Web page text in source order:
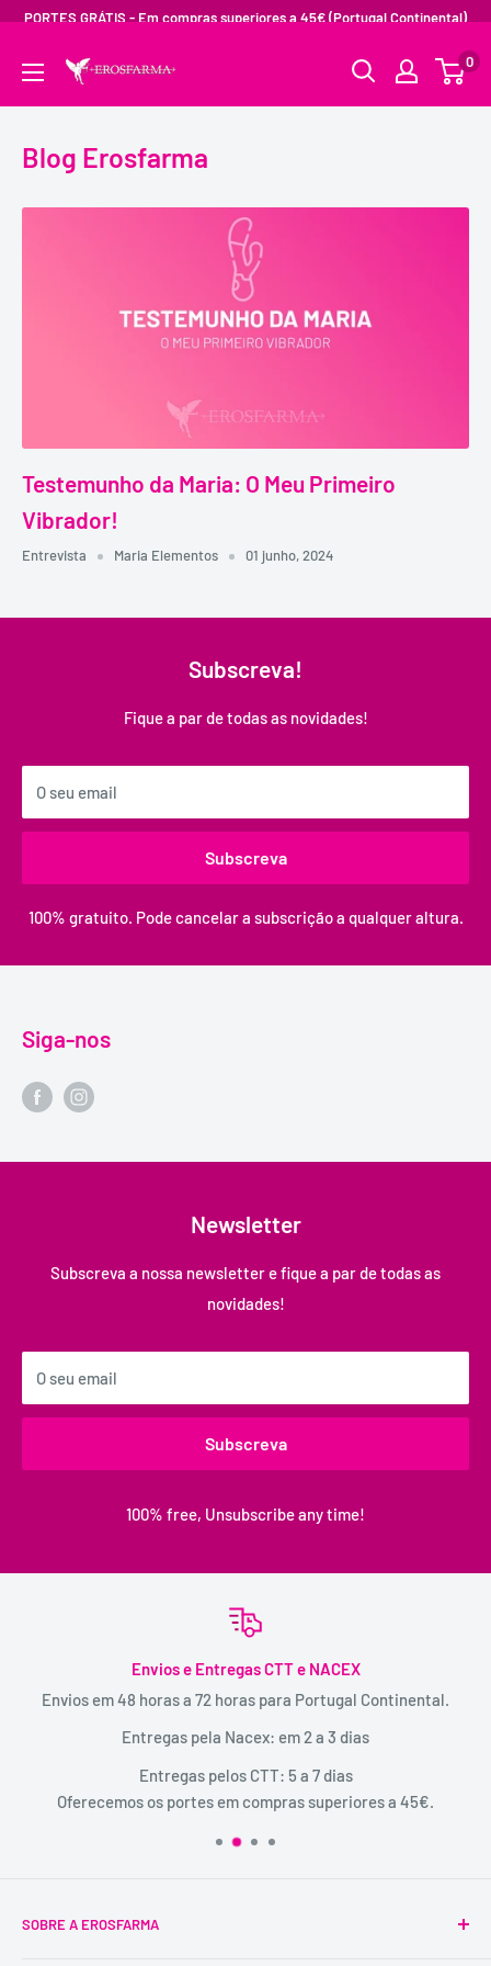
PORTES GRÁTIS - Em compras superiores a 45€ (Portugal Continental)
0
Blog Erosfarma
Testemunho da Maria: O Meu Primeiro
Vibrador!
Entrevista Maria Elementos 01 junho, 2024
Subscreva!
Fique a par de todas as novidades!
O seu email
Subscreva
100% gratuito. Pode cancelar a subscrição a qualquer altura.
Siga-nos
Newsletter
Subscreva a nossa newsletter e fique a par de todas as
novidades!
O seu email
Subscreva
100% free, Unsubscribe any time!
Envios e Entregas CTT e NACEX
Envios em 48 horas a 72 horas para Portugal Continental.
Entregas pela Nacex: em 2 a 3 dias
Entregas pelos CTT: 5 a 7 dias
Oferecemos os portes em compras superiores a 45€.
SOBRE A EROSFARMA